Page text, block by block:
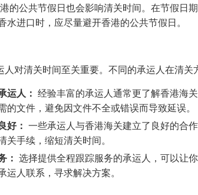
的公共节假日也会影响清关时间。在节假日
水进口时，应尽量避开香港的公共节假日。
对清关时间至关重要。不同的承运人在清关
运人： 经验丰富的承运人通常更了解香港海
的文件，避免因文件不全或错误而导致延误。
好： 一些承运人与香港海关建立了良好的合
关手续，缩短清关时间。
： 选择提供全程跟踪服务的承运人，可以让
运人联系，寻求解决方案。